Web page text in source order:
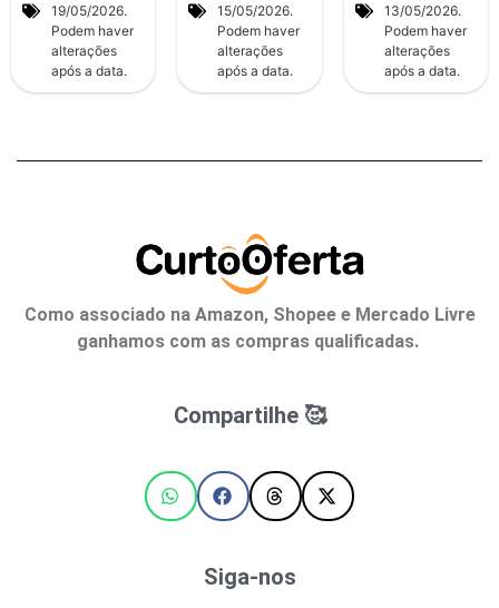
19/05/2026.
Podem haver
alterações
após a data.
15/05/2026.
Podem haver
alterações
após a data.
13/05/2026.
Podem haver
alterações
após a data.
Como associado na Amazon, Shopee e Mercado Livre
ganhamos com as compras qualificadas.
Compartilhe 🥰
Siga-nos